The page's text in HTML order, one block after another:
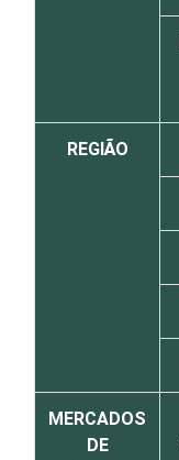
REGIÃO
MERCADOS
DE